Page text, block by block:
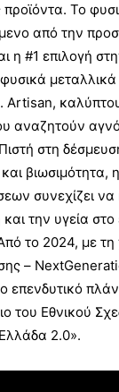
Το
από την
η #1 επιλογή
Artisan,
αναζητούν
στη
βιωσιμότητα,
συνεχίζει να
την υγεία στο
το 2024, με
–
επενδυτικό
του Εθνικού
2.0».